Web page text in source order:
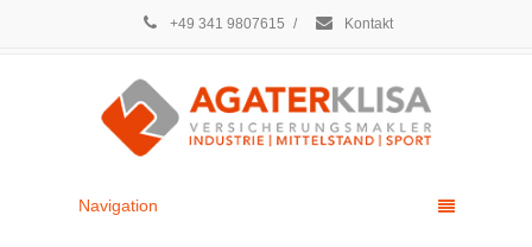
+49 341 9807615 / Kontakt
Navigation